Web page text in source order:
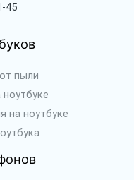
45
пыли
на ноутбуке